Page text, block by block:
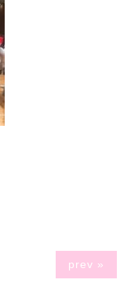
prev »